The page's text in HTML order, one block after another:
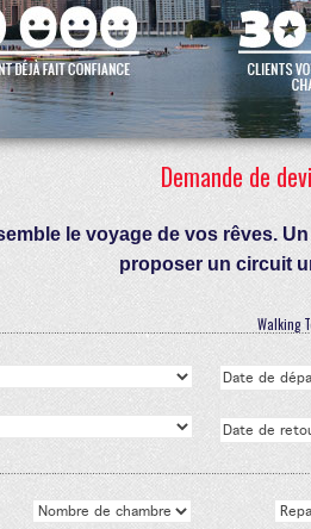
Demande de
le voyage de vos rêves.
proposer un circuit
Walking